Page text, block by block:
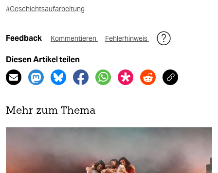
#Geschichtsaufarbeitung
Feedback Kommentieren Fehlerhinweis
Diesen Artikel teilen
Mehr zum Thema